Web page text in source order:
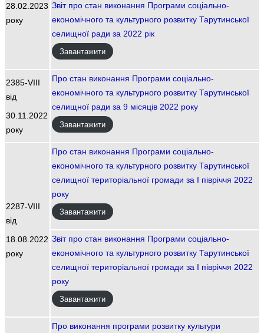
28.02.2023
року
Звіт про стан виконання Програми соціально-
економічного та культурного розвитку Тарутинської
селищної ради за 2022 рік
Завантажити
2385-VIII
від
30.11.2022
року
Про стан виконання Програми соціально-
економічного та культурного розвитку Тарутинської
селищної ради за 9 місяців 2022 року
Завантажити
2287-VIII
від
18.08.2022
року
Про стан виконання Програми соціально-
економічного та культурного розвитку Тарутинської
селищної територіальної громади за І півріччя 2022
року
Завантажити
Звіт про стан виконання Програми соціально-
економічного та культурного розвитку Тарутинської
селищної територіальної громади за І півріччя 2022
року
Завантажити
Про виконання програми розвитку культури